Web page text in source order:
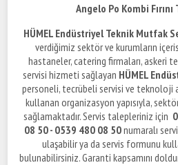
Angelo Po Kombi
HÜMEL Endüstriyel Teknik Mutfak
verdiğimiz sektör ve kurumların
hastaneler, catering firmaları, askeri
servisi hizmeti sağlayan HÜMEL
personeli, tecrübeli servisi ve teknoloji
kullanan organizasyon yapısıyla,
sağlamaktadır. Servis talepleriniz için
08 50 - 0539 480 08 50numaralı
ulaşabilir ya da servis formunu
bulunabilirsiniz. Garanti kapsamını